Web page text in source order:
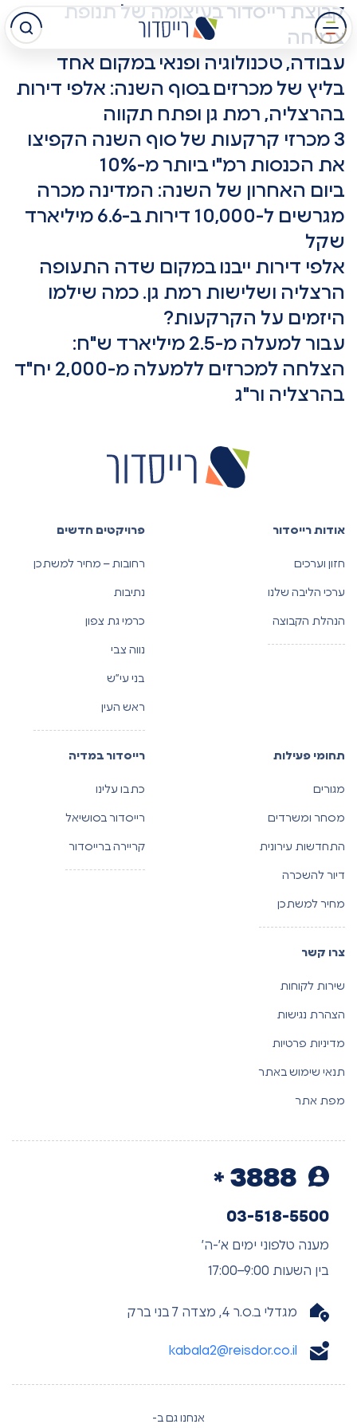
מעבר
לתוכן
המרכזי
קבוצת רייסדור בעיצומה של תנופת
צמיחה
עבודה, טכנולוגיה ופנאי במקום אחד
בליץ של מכרזים בסוף השנה: אלפי דירות
בהרצליה, רמת גן ופתח תקווה
3 מכרזי קרקעות של סוף השנה הקפיצו
את הכנסות רמ"י ביותר מ-10%
ביום האחרון של השנה: המדינה מכרה
מגרשים ל-10,000 דירות ב-6.6 מיליארד
שקל
אלפי דירות ייבנו במקום שדה התעופה
הרצליה ושלישות רמת גן. כמה שילמו
היזמים על הקרקעות?
עבור למעלה מ-2.5 מיליארד ש"ח:
הצלחה למכרזים ללמעלה מ-2,000 יח"ד
בהרצליה ור"ג
אודות רייסדור
חזון וערכים
ערכי הליבה שלנו
הנהלת הקבוצה
פרויקטים חדשים
רחובות – מחיר למשתכן
נתיבות
כרמי גת צפון
נווה צבי
בני עי”ש
ראש העין
תחומי פעילות
מגורים
מסחר ומשרדים
התחדשות עירונית
דיור להשכרה
מחיר למשתכן
רייסדור במדיה
כתבו עלינו
רייסדור בסושיאל
קריירה ברייסדור
צרו קשר
שירות לקוחות
הצהרת נגישות
מדיניות פרטיות
תנאי שימוש באתר
מפת אתר
03-518-5500
מענה טלפוני ימים א’-ה’
בין השעות 9:00–17:00
מגדלי ב.ס.ר 4, מצדה 7 בני ברק
kabala2@reisdor.co.il
אנחנו גם ב-